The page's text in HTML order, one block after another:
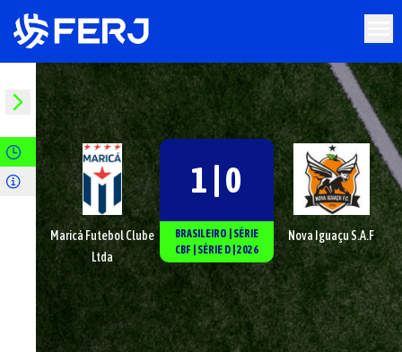
Maricá Futebol Clube
Ltda
1 | 0
BRASILEIRO
SÉRIE
CBF
SÉRIE D 2026
Nova Iguaçu S.A.F